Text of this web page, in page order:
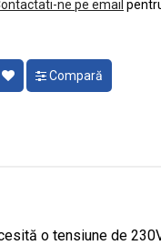
ne pe email
Compară
o tensiune de